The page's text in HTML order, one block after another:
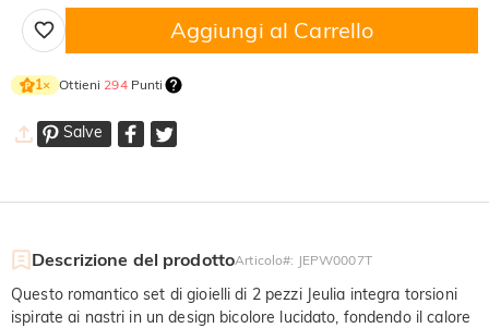
Aggiungi al Carrello
1× Ottieni 294Punti
Salve
Descrizione del prodottoArticolo#: JEPW0007T
Questo romantico set di gioielli di 2 pezzi Jeulia integra torsioni
ispirate ai nastri in un design bicolore lucidato, fondendo il calore